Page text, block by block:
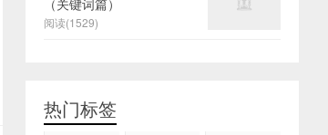
（关键词篇）
阅读(1529)
热门标签